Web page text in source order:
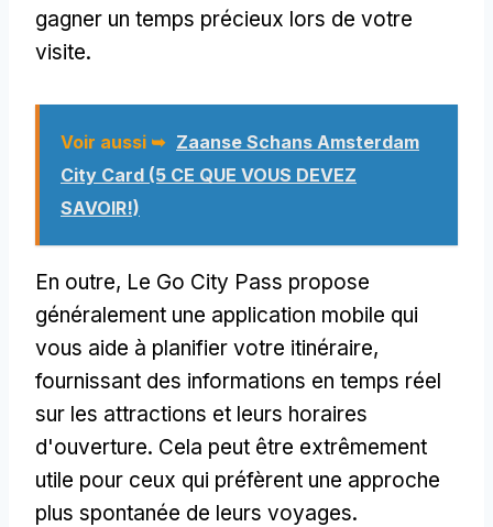
gagner un temps précieux lors de votre
visite.
Voir aussi ➥ Zaanse Schans Amsterdam
City Card (5 CE QUE VOUS DEVEZ
SAVOIR!)
En outre, Le Go City Pass propose
généralement une application mobile qui
vous aide à planifier votre itinéraire,
fournissant des informations en temps réel
sur les attractions et leurs horaires
d'ouverture. Cela peut être extrêmement
utile pour ceux qui préfèrent une approche
plus spontanée de leurs voyages.